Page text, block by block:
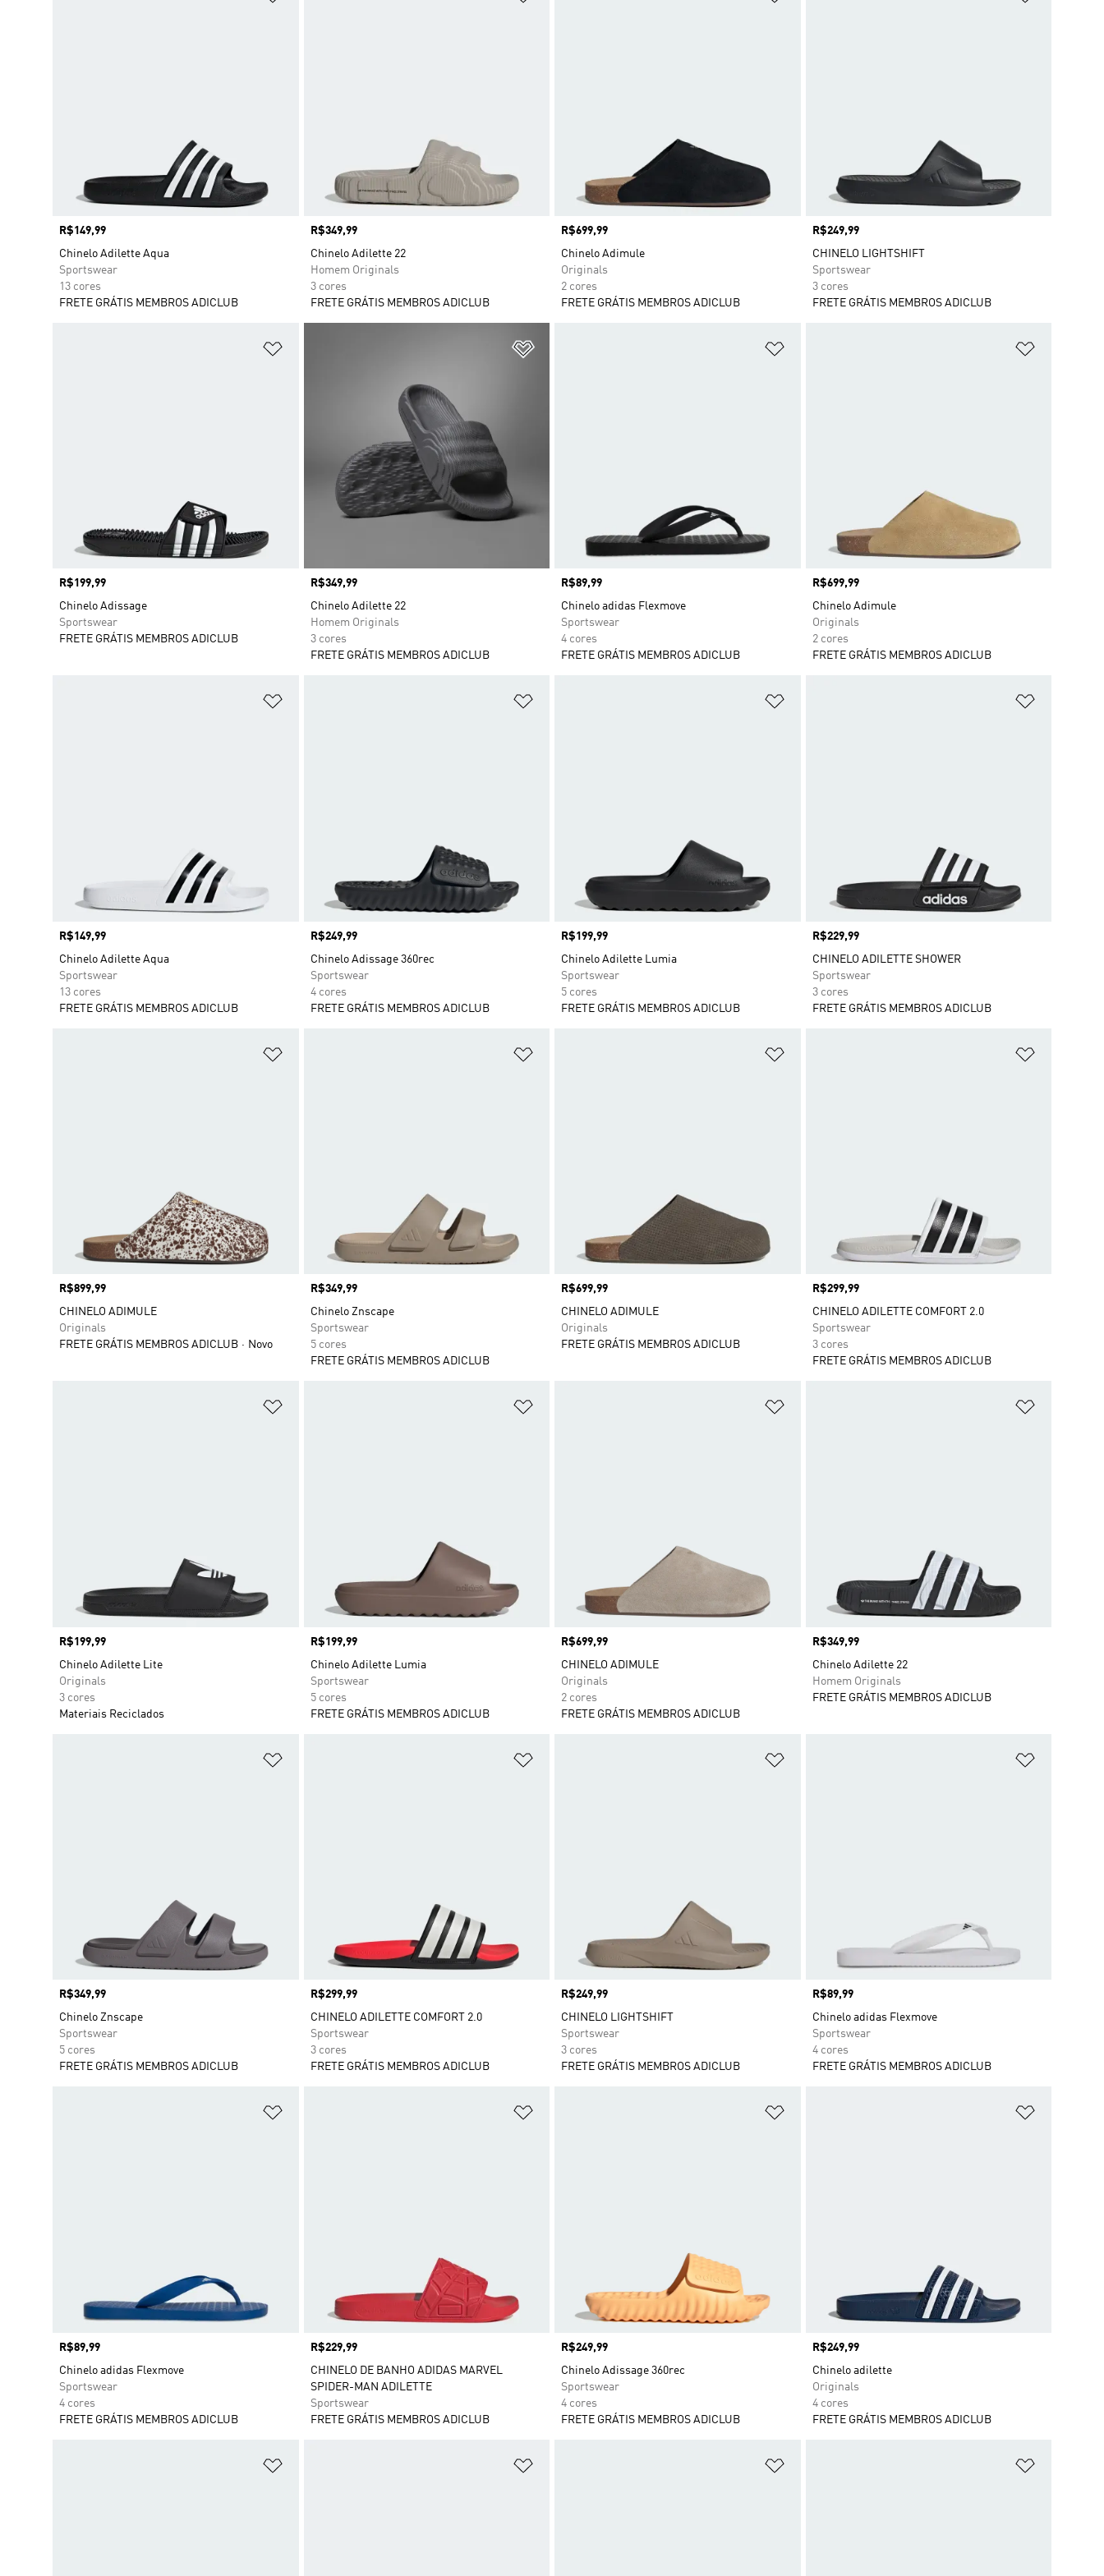
Preço
R$149,99
Chinelo Adilette Aqua
Sportswear
13 cores
FRETE GRÁTIS MEMBROS ADICLUB
Preço
R$349,99
Chinelo Adilette 22
Homem Originals
3 cores
FRETE GRÁTIS MEMBROS ADICLUB
Preço
R$699,99
Chinelo Adimule
Originals
2 cores
FRETE GRÁTIS MEMBROS ADICLUB
Preço
R$249,99
CHINELO LIGHTSHIFT
Sportswear
3 cores
FRETE GRÁTIS MEMBROS ADICLUB
Preço
R$199,99
Chinelo Adissage
Sportswear
FRETE GRÁTIS MEMBROS ADICLUB
Preço
R$349,99
Chinelo Adilette 22
Homem Originals
3 cores
FRETE GRÁTIS MEMBROS ADICLUB
Preço
R$89,99
Chinelo adidas Flexmove
Sportswear
4 cores
FRETE GRÁTIS MEMBROS ADICLUB
Preço
R$699,99
Chinelo Adimule
Originals
2 cores
FRETE GRÁTIS MEMBROS ADICLUB
Preço
R$149,99
Chinelo Adilette Aqua
Sportswear
13 cores
FRETE GRÁTIS MEMBROS ADICLUB
Preço
R$249,99
Chinelo Adissage 360rec
Sportswear
4 cores
FRETE GRÁTIS MEMBROS ADICLUB
Preço
R$199,99
Chinelo Adilette Lumia
Sportswear
5 cores
FRETE GRÁTIS MEMBROS ADICLUB
Preço
R$229,99
CHINELO ADILETTE SHOWER
Sportswear
3 cores
FRETE GRÁTIS MEMBROS ADICLUB
Preço
R$899,99
CHINELO ADIMULE
Originals
FRETE GRÁTIS MEMBROS ADICLUB
Novo
Preço
R$349,99
Chinelo Znscape
Sportswear
5 cores
FRETE GRÁTIS MEMBROS ADICLUB
Preço
R$699,99
CHINELO ADIMULE
Originals
FRETE GRÁTIS MEMBROS ADICLUB
Preço
R$299,99
CHINELO ADILETTE COMFORT 2.0
Sportswear
3 cores
FRETE GRÁTIS MEMBROS ADICLUB
Preço
R$199,99
Chinelo Adilette Lite
Originals
3 cores
Materiais Reciclados
Preço
R$199,99
Chinelo Adilette Lumia
Sportswear
5 cores
FRETE GRÁTIS MEMBROS ADICLUB
Preço
R$699,99
CHINELO ADIMULE
Originals
2 cores
FRETE GRÁTIS MEMBROS ADICLUB
Preço
R$349,99
Chinelo Adilette 22
Homem Originals
FRETE GRÁTIS MEMBROS ADICLUB
Preço
R$349,99
Chinelo Znscape
Sportswear
5 cores
FRETE GRÁTIS MEMBROS ADICLUB
Preço
R$299,99
CHINELO ADILETTE COMFORT 2.0
Sportswear
3 cores
FRETE GRÁTIS MEMBROS ADICLUB
Preço
R$249,99
CHINELO LIGHTSHIFT
Sportswear
3 cores
FRETE GRÁTIS MEMBROS ADICLUB
Preço
R$89,99
Chinelo adidas Flexmove
Sportswear
4 cores
FRETE GRÁTIS MEMBROS ADICLUB
Preço
R$89,99
Chinelo adidas Flexmove
Sportswear
4 cores
FRETE GRÁTIS MEMBROS ADICLUB
Preço
R$229,99
CHINELO DE BANHO ADIDAS MARVEL
SPIDER-MAN ADILETTE
Sportswear
FRETE GRÁTIS MEMBROS ADICLUB
Preço
R$249,99
Chinelo Adissage 360rec
Sportswear
4 cores
FRETE GRÁTIS MEMBROS ADICLUB
Preço
R$249,99
Chinelo adilette
Originals
4 cores
FRETE GRÁTIS MEMBROS ADICLUB